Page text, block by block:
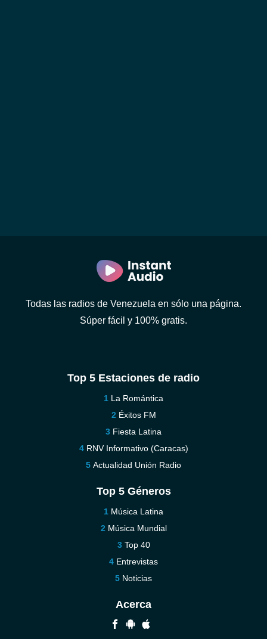
Todas las radios de Venezuela en sólo una página.
Súper fácil y 100% gratis.
Top 5 Estaciones de radio
La Romántica
Éxitos FM
Fiesta Latina
RNV Informativo (Caracas)
Actualidad Unión Radio
Top 5 Géneros
Música Latina
Música Mundial
Top 40
Entrevistas
Noticias
Acerca